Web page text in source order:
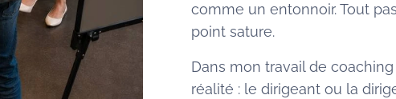
comme un entonnoir. Tout
point sature.
Dans mon travail de
réalité : le dirigeant ou la